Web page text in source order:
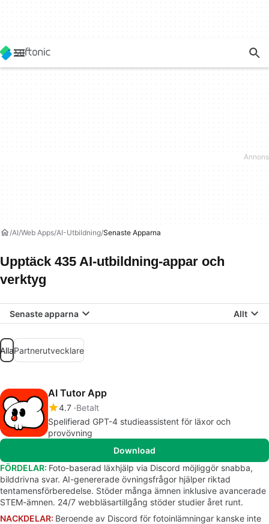
AI Web Apps AI-Utbildning Senaste Apparna
Upptäck 435 AI-utbildning-appar och
verktyg
Senaste apparna Allt
AllaPartnerutvecklare
AI Tutor App
4.7 Betalt
Spelifierad GPT-4 studieassistent för läxor och
provövning
Download
FÖRDELAR: Foto-baserad läxhjälp via Discord möjliggör snabba,
bilddrivna svar. AI-genererade övningsfrågor hjälper riktad
tentamensförberedelse. Stöder många ämnen inklusive avancerade
STEM-ämnen. 24/7 webbläsartillgång stöder studier året runt.
NACKDELAR: Beroende av Discord för fotoinlämningar kanske inte